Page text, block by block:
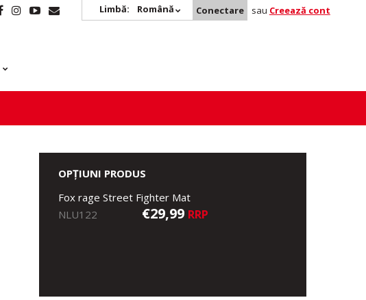
Limbă: Română Conectare sau Creează cont
OPȚIUNI PRODUS
Fox rage Street Fighter Mat
NLU122
€29,99 RRP